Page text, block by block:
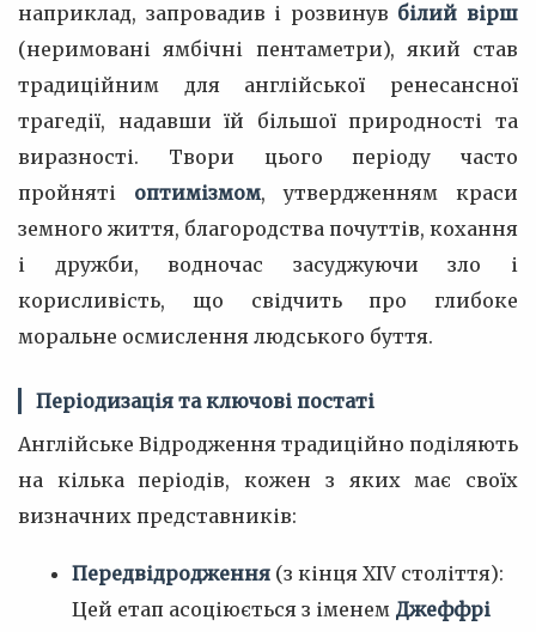
наприклад, запровадив і розвинув білий вірш
(неримовані ямбічні пентаметри), який став
традиційним для англійської ренесансної
трагедії, надавши їй більшої природності та
виразності. Твори цього періоду часто
пройняті оптимізмом, утвердженням краси
земного життя, благородства почуттів, кохання
і дружби, водночас засуджуючи зло і
корисливість, що свідчить про глибоке
моральне осмислення людського буття.
Періодизація та ключові постаті
Англійське Відродження традиційно поділяють
на кілька періодів, кожен з яких має своїх
визначних представників:
Передвідродження (з кінця XIV століття):
Цей етап асоціюється з іменем Джеффрі